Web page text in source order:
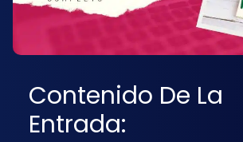
Contenido De La
Entrada: